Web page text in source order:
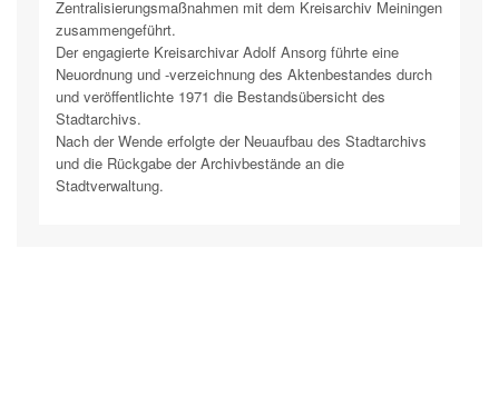
Zentralisierungsmaßnahmen mit dem Kreisarchiv Meiningen
zusammengeführt.
Der engagierte Kreisarchivar Adolf Ansorg führte eine
Neuordnung und -verzeichnung des Aktenbestandes durch
und veröffentlichte 1971 die Bestandsübersicht des
Stadtarchivs.
Nach der Wende erfolgte der Neuaufbau des Stadtarchivs
und die Rückgabe der Archivbestände an die
Stadtverwaltung.